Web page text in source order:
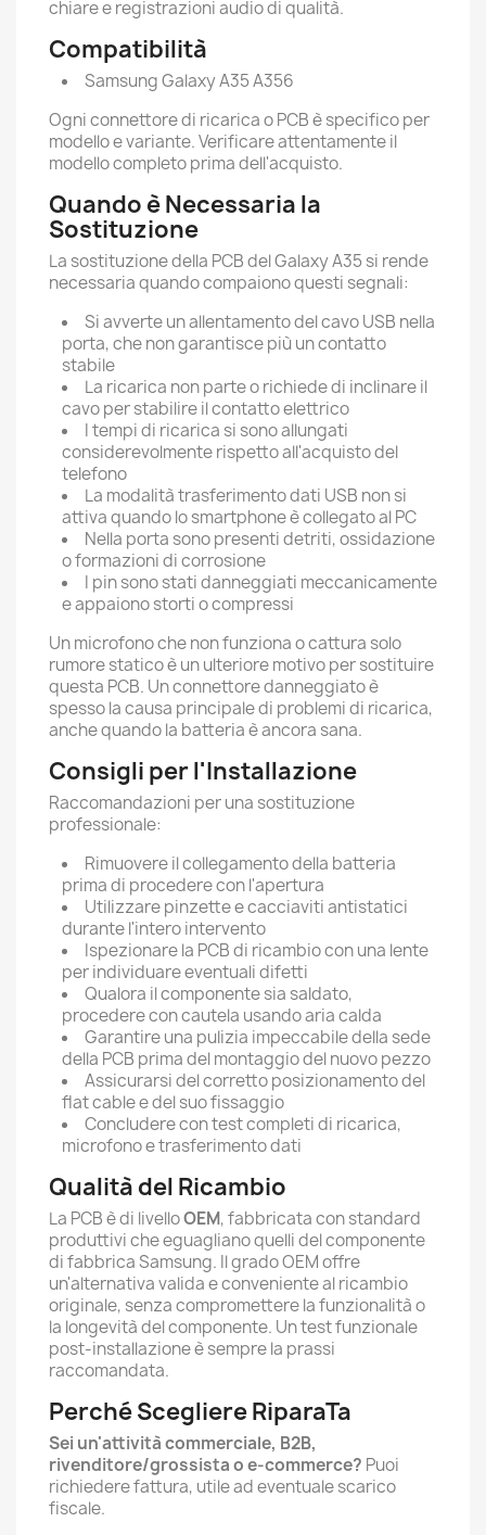
chiare e registrazioni audio di qualità.
Compatibilità
Samsung Galaxy A35 A356
Ogni connettore di ricarica o PCB è specifico per
modello e variante. Verificare attentamente il
modello completo prima dell'acquisto.
Quando è Necessaria la
Sostituzione
La sostituzione della PCB del Galaxy A35 si rende
necessaria quando compaiono questi segnali:
Si avverte un allentamento del cavo USB nella
porta, che non garantisce più un contatto
stabile
La ricarica non parte o richiede di inclinare il
cavo per stabilire il contatto elettrico
I tempi di ricarica si sono allungati
considerevolmente rispetto all'acquisto del
telefono
La modalità trasferimento dati USB non si
attiva quando lo smartphone è collegato al PC
Nella porta sono presenti detriti, ossidazione
o formazioni di corrosione
I pin sono stati danneggiati meccanicamente
e appaiono storti o compressi
Un microfono che non funziona o cattura solo
rumore statico è un ulteriore motivo per sostituire
questa PCB. Un connettore danneggiato è
spesso la causa principale di problemi di ricarica,
anche quando la batteria è ancora sana.
Consigli per l'Installazione
Raccomandazioni per una sostituzione
professionale:
Rimuovere il collegamento della batteria
prima di procedere con l'apertura
Utilizzare pinzette e cacciaviti antistatici
durante l'intero intervento
Ispezionare la PCB di ricambio con una lente
per individuare eventuali difetti
Qualora il componente sia saldato,
procedere con cautela usando aria calda
Garantire una pulizia impeccabile della sede
della PCB prima del montaggio del nuovo pezzo
Assicurarsi del corretto posizionamento del
flat cable e del suo fissaggio
Concludere con test completi di ricarica,
microfono e trasferimento dati
Qualità del Ricambio
La PCB è di livelloOEM, fabbricata con standard
produttivi che eguagliano quelli del componente
di fabbrica Samsung. Il grado OEM offre
un'alternativa valida e conveniente al ricambio
originale, senza compromettere la funzionalità o
la longevità del componente. Un test funzionale
post-installazione è sempre la prassi
raccomandata.
Perché Scegliere RiparaTa
Sei un'attività commerciale, B2B,
rivenditore/grossista o e-commerce? Puoi
richiedere fattura, utile ad eventuale scarico
fiscale.